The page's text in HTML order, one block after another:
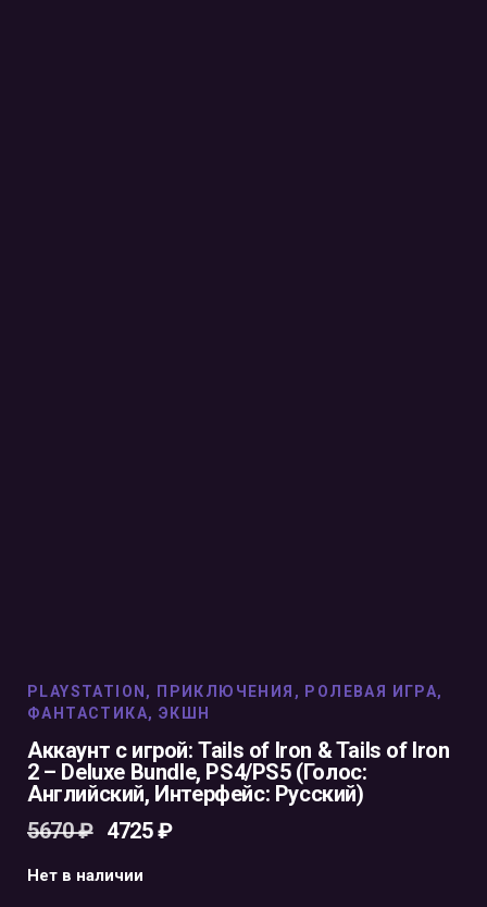
PLAYSTATION, ПРИКЛЮЧЕНИЯ , РОЛЕВАЯ ИГРА,
ФАНТАСТИКА, ЭКШН
Аккаунт с игрой: Tails of Iron & Tails of Iron
2 – Deluxe Bundle, PS4/PS5 (Голос:
Английский, Интерфейс: Русский)
5670₽ 4725₽
Нет в наличии